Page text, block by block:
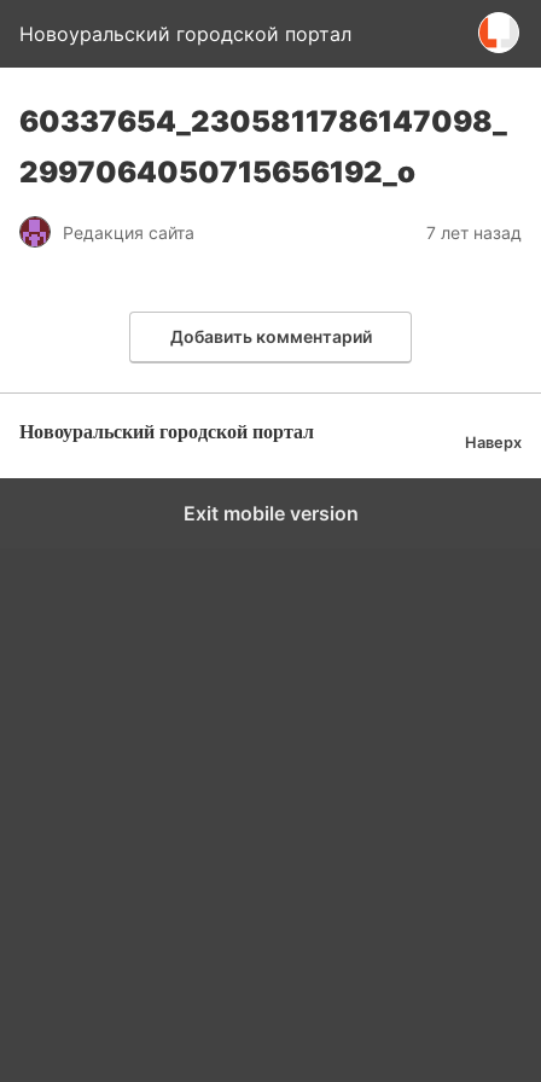
Новоуральский городской портал
60337654_2305811786147098_
2997064050715656192_o
Редакция сайта 7 лет назад
Добавить комментарий
Новоуральский городской портал Наверх
Exit mobile version